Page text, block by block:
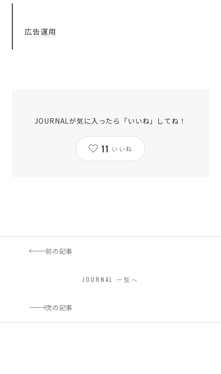
広告運用
JOURNALが気に入ったら「いいね」してね！
11 いいね
前の記事
JOURNAL 一覧へ
次の記事